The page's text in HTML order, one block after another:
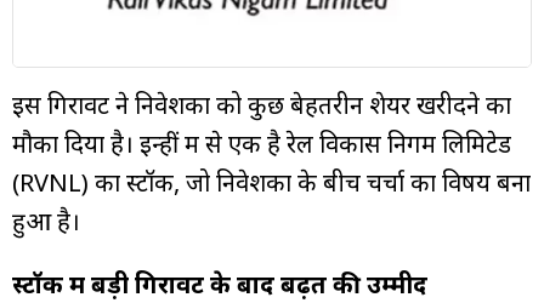
म्यूचुअल
इस गिरावट ने निवेशकों को कुछ बेहतरीन शेयर खरीदने का
मौका दिया है। इन्हीं में से एक है रेल विकास निगम लिमिटेड
(RVNL) का स्टॉक, जो निवेशकों के बीच चर्चा का विषय बना
हुआ है।
स्टॉक में बड़ी गिरावट के बाद बढ़त की उम्मीद